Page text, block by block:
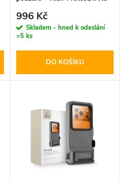
996 Kč
Skladem - hned k odeslání
>5 ks
DO KOŠÍKU